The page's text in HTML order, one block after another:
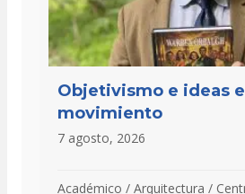
Objetivismo e ideas
movimiento
7 agosto, 2026
Académico / Arquitectura /